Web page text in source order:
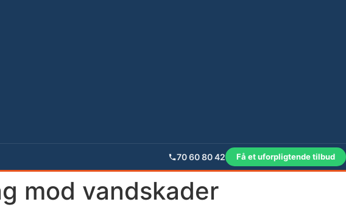
70 60 80 42 Få et uforpligtende tilbud
mod vandskader